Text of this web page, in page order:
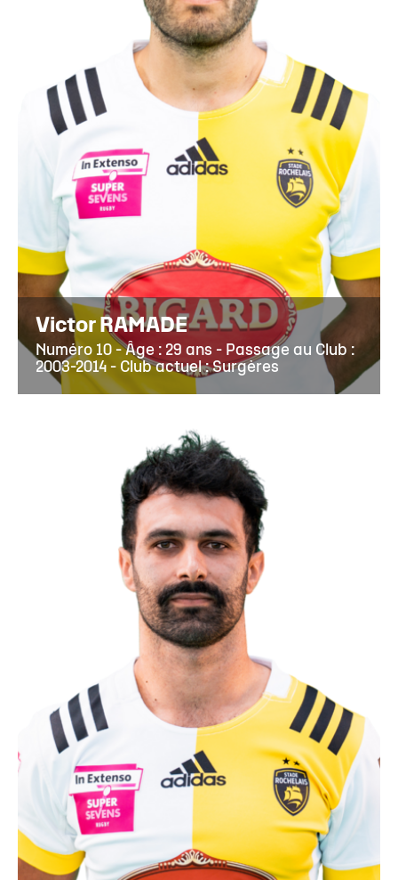
Victor RAMADE
Numéro 10 - Âge : 29 ans - Passage au Club :
2003-2014 - Club actuel : Surgères